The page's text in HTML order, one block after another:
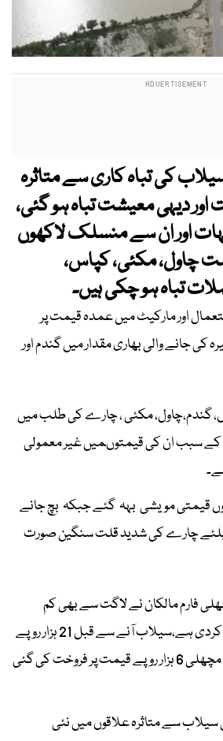
کی تباہ کاری سے متاثرہ
اور دیہی معیشت تباہ ہو گئی،
دیہات اور ان سے منسلک لاکھوں
چاول، مکئی، کپاس،
تباہ ہو چکی ہیں۔
اور مارکیٹ میں عمدہ قیمت پر
کی جانے والی بھاری مقدار میں گندم اور
گندم،چاول، مکئی ، چارے کی طلب میں
کے سبب ان کی قیمتوںمیں غیر معمولی
قیمتی مویشی بہہ گئے جبکہ بچ جانے
چارے کی شدید قلت سنگین صورت
فارم مالکان نے لاگت سے بھی کم
قیمت پر مچھلی فروخت کردی ہے،سیلاب آنے سے قبل 21 ہزار روپے
فی من فروخت ہونے والی مچھلی 6 ہزار روپے قیمت پر فروخت کی گئی
سے متاثرہ علاقوں میں نئی